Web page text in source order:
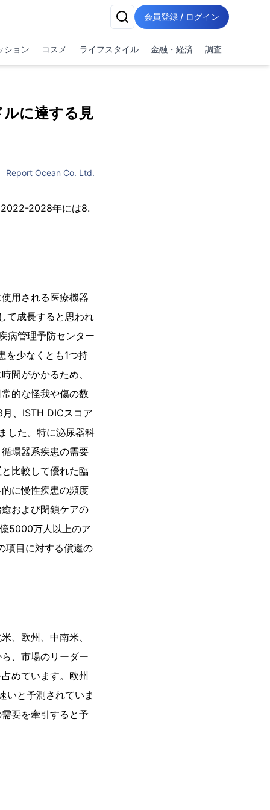
会員登録 / ログイン
ション コスメ ライフスタイル 金融・経済 調査
に達する見
Report Ocean Co. Ltd.
2022-2028年には8.
用される医療機器
て成長すると思われ
病管理予防センター
を少なくとも1つ持
間がかかるため、
的な怪我や傷の数
、ISTH DICスコア
した。特に泌尿器科
環器系疾患の需要
比較して優れた臨
に慢性疾患の頻度
および閉鎖ケアの
5000万人以上のア
項目に対する償還の
、欧州、中南米、
、市場のリーダー
めています。欧州
いと予測されていま
要を牽引すると予